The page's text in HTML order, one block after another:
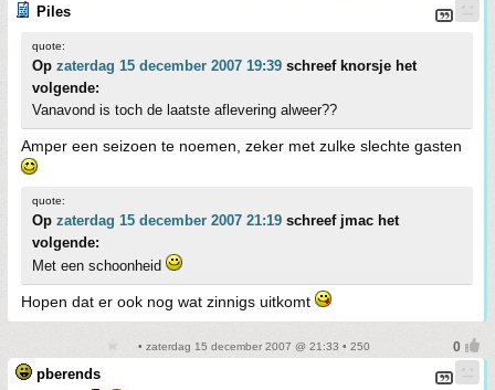
Piles
quote:
Op zaterdag 15 december 2007 19:39 schreef knorsje het
volgende:
Vanavond is toch de laatste aflevering alweer??
Amper een seizoen te noemen, zeker met zulke slechte gasten
quote:
Op zaterdag 15 december 2007 21:19 schreef jmac het
volgende:
Met een schoonheid
Hopen dat er ook nog wat zinnigs uitkomt
• zaterdag 15 december 2007 @ 21:33 • 250
pberends